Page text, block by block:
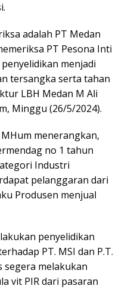
adalah PT Medan
PT Pesona Inti
menjadi
tersangka serta tahan
LBH Medan M Ali
Minggu (26/5/2024).
menerangkan,
no 1 tahun
Industri
pelanggaran dari
Produsen menjual
penyelidikan
PT. MSI dan P.T.
segera melakukan
vit PIR dari pasaran